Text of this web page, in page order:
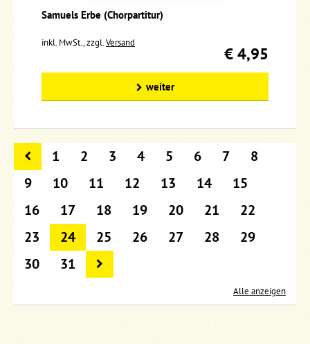
Samuels Erbe (Chorpartitur)
inkl. MwSt., zzgl.Versand
€ 4,95
weiter
1 2 3 4 5 6 7
8
9
10 11 12 13 14
15
16
17 18 19 20 21
22
23
24 25 26 27 28
29
30
31
Alle anzeigen